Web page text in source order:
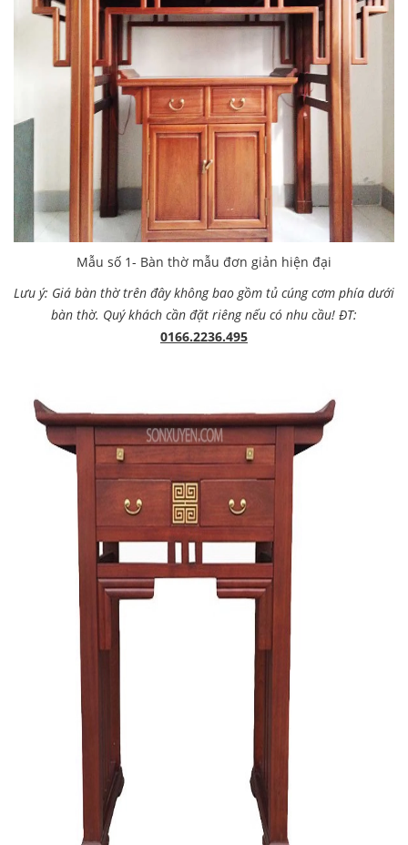
Mẫu số 1- Bàn thờ mẫu đơn giản hiện đại
Lưu ý: Giá bàn thờ trên đây không bao gồm tủ cúng cơm phía dưới
bàn thờ. Quý khách cần đặt riêng nếu có nhu cầu! ĐT:
0166.2236.495